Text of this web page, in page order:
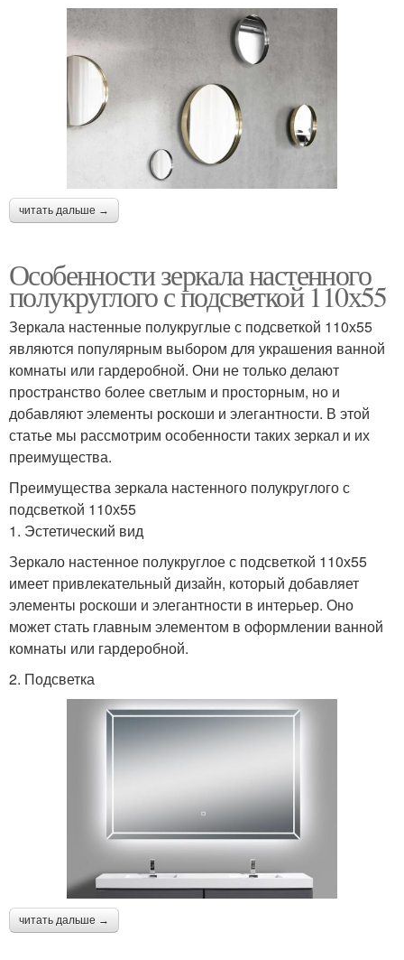
читать дальше →
Особенности зеркала настенного
полукруглого с подсветкой 110х55
Зеркала настенные полукруглые с подсветкой 110х55
являются популярным выбором для украшения ванной
комнаты или гардеробной. Они не только делают
пространство более светлым и просторным, но и
добавляют элементы роскоши и элегантности. В этой
статье мы рассмотрим особенности таких зеркал и их
преимущества.
Преимущества зеркала настенного полукруглого с
подсветкой 110х55
1. Эстетический вид
Зеркало настенное полукруглое с подсветкой 110х55
имеет привлекательный дизайн, который добавляет
элементы роскоши и элегантности в интерьер. Оно
может стать главным элементом в оформлении ванной
комнаты или гардеробной.
2. Подсветка
читать дальше →